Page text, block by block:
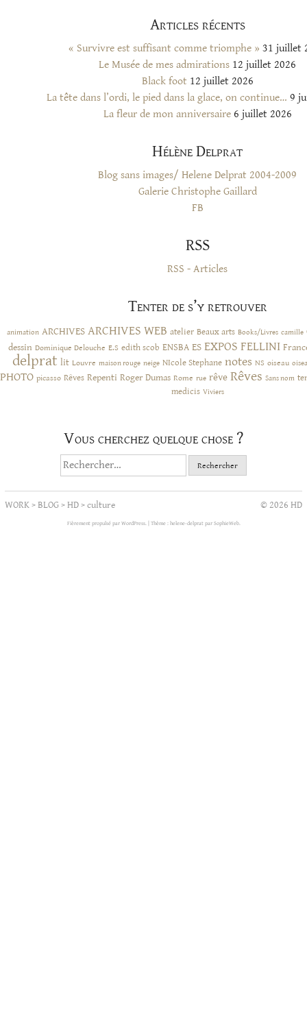
Articles récents
« Survivre est suffisant comme triomphe » 31 juillet
Le Musée de mes admirations 12 juillet 2026
Black foot 12 juillet 2026
La tête dans l’ordi, le pied dans la glace, on continue… 9
La fleur de mon anniversaire 6 juillet 2026
Hélène Delprat
Blog sans images/ Helene Delprat 2004-2009
Galerie Christophe Gaillard
FB
RSS
RSS - Articles
Tenter de s’y retrouver
animation ARCHIVES ARCHIVES WEB atelier Beaux arts Books/Livres camille
dessin Dominique Delouche E.S edith scob ENSBA ES EXPOS FELLINI
delprat lit Louvre maison rouge neige NIcole Stephane notes NS oiseau
PHOTO picasso Rêves Repenti Roger Dumas Rome rue rêve Rêves Sans nom
medicis Viviers
Vous cherchez quelque chose ?
Rechercher :
WORK>BLOG>HD>culture © 2026 HD
Fièrement propulsé par WordPress. Thème : helene-delprat par SophieWeb.